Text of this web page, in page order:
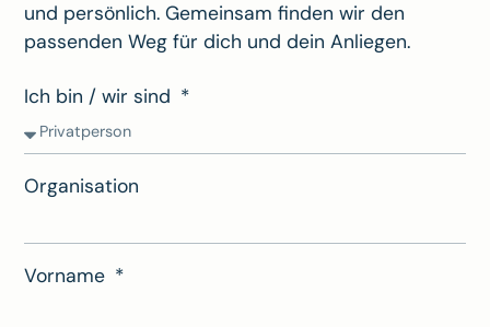
und persönlich. Gemeinsam finden wir den
passenden Weg für dich und dein Anliegen.
Ich bin / wir sind
Organisation
Vorname